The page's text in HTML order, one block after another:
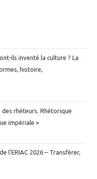
ils inventé la culture ? La
histoire,
des rhéteurs. Rhétorique
impériale »
l’ERIAC 2026 – Transférer,